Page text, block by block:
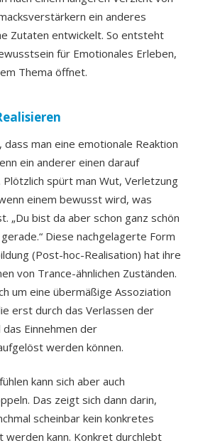
ein anderes
Zutaten entwickelt. So entsteht
für Emotionales Erleben,
Thema öffnet.
dass man eine emotionale Reaktion
ein anderer einen darauf
Plötzlich spürt man Wut, Verletzung
einem bewusst wird, was
„Du bist da aber schon ganz schön
Diese nachgelagerte Form
(Post-hoc-Realisation) hat ihre
von Trance-ähnlichen Zuständen.
um eine übermäßige Assoziation
erst durch das Verlassen der
Einnehmen der
werden können.
kann sich aber auch
Das zeigt sich dann darin,
scheinbar kein konkretes
werden kann. Konkret durchlebt